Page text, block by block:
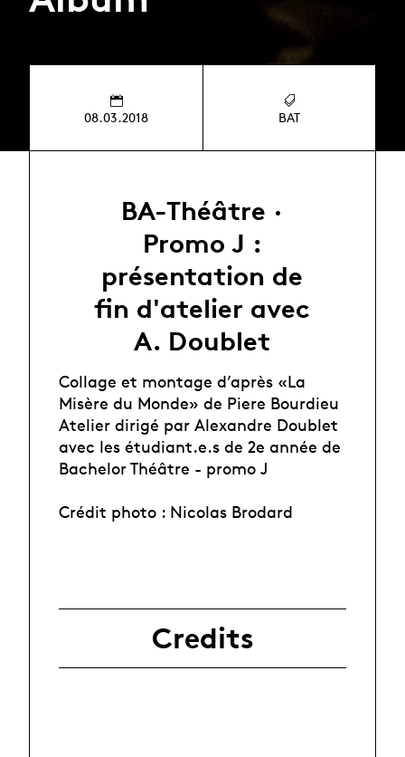
08.03.2018 BAT
BA-Théâtre ·
Promo J :
présentation de
fin d'atelier avec
A. Doublet
Collage et montage d’après «La
Misère du Monde» de Piere Bourdieu
Atelier dirigé par Alexandre Doublet
avec les étudiant.e.s de 2e année de
Bachelor Théâtre - promo J
Crédit photo : Nicolas Brodard
Credits